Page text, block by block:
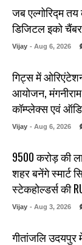
जब एल्गोरिद्म
डिजिटल इको
Vijay - Aug 6, 2026
गिट्स में
आयोजन,
कॉम्प्लेक्स एवं
Vijay - Aug 6, 2026
₹9500 करोड़ की
शहर बनेंगे स्मार्ट
स्टेकहोल्डर्स की
Vijay - Aug 3, 2026
गीतांजलि उदयपुर